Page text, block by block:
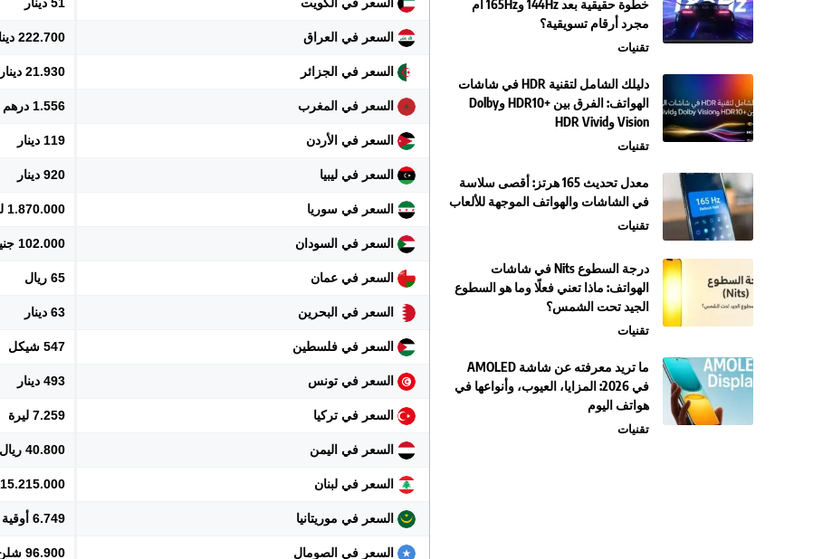
السعر في العراق 222.700 دينار
السعر في الجزائر 21.930 دينار
السعر في المغرب 1.556 درهم
السعر في الأردن 119 دينار
السعر في ليبيا 920 دينار
السعر في سوريا 1.870.000 ليرة
السعر في السودان 102.000 جنيه
السعر في عمان 65 ريال
السعر في البحرين 63 دينار
السعر في فلسطين 547 شيكل
السعر في تونس 493 دينار
السعر في تركيا 7.259 ليرة
السعر في اليمن 40.800 ريال
السعر في لبنان 15.215.000 ليرة
السعر في موريتانيا 6.749 أوقية
السعر في الصومال 96.900 شلن
خطوة حقيقية بعد 144Hz و165Hz أم
مجرد أرقام تسويقية؟
تقنيات
دليلك الشامل لتقنية HDR في شاشات
الهواتف: الفرق بين +HDR10 وDolby
Vision وHDR Vivid
تقنيات
معدل تحديث 165 هرتز: أقصى سلاسة
في الشاشات والهواتف الموجهة للألعاب
تقنيات
درجة السطوع Nits في شاشات
الهواتف: ماذا تعني فعلًا وما هو السطوع
الجيد تحت الشمس؟
تقنيات
ما تريد معرفته عن شاشة AMOLED
في 2026: المزايا، العيوب، وأنواعها في
هواتف اليوم
تقنيات